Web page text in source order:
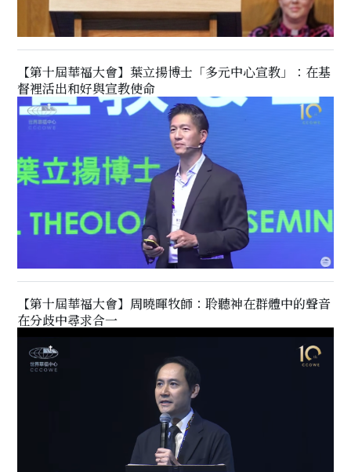
【第十屆華福大會】葉立揚博士「多元中心宣教」：在基
督裡活出和好與宣教使命
【第十屆華福大會】周曉暉牧師：聆聽神在群體中的聲音
在分歧中尋求合一